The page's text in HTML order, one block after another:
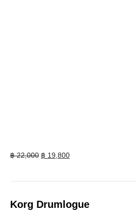
฿22,000 Original
฿ 19,800Current
Korg Drumlogue